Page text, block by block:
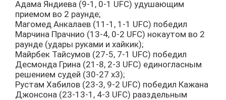
Адама Яндиева (9-1, 0-1 UFC) удушающим
приемом во 2 раунде;
Магомед Анкалаев (11-1, 1-1 UFC) победил
Марчина Прачнио (13-4, 0-2 UFC) нокаутом во 2
раунде (удары руками и хайкик);
Майрбек Тайсумов (27-5, 7-1 UFC) победил
Десмонда Грина (21-8, 2-3 UFC) единогласным
решением судей (30-27 х3);
Рустам Хабилов (23-3, 9-2 UFC) победил Кажана
Джонсона (23-13-1, 4-3 UFC) рааздельным